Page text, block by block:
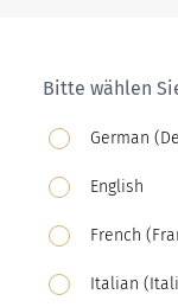
Bitte wählen
German
English
French
Italian